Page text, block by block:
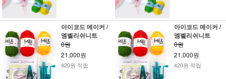
아이코드 메이커 /
엠벨리쉬니트
0원
21,000원
420원 적립
아이코드 메이커 /
엠벨리쉬니트
0원
21,000원
420원 적립